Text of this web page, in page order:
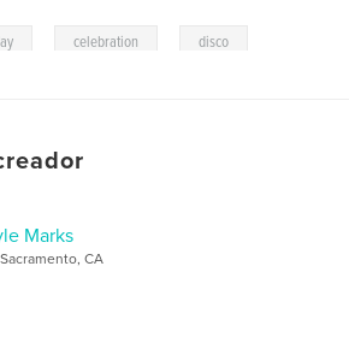
celebration disco
Marks
Sacramento, CA